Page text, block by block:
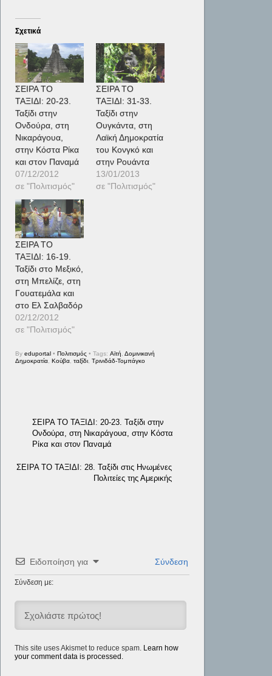
Σχετικά
ΣΕΙΡΑ ΤΟ
ΤΑΞΙΔΙ: 20-23.
Ταξίδι στην
Ονδούρα, στη
Νικαράγουα,
στην Κόστα Ρίκα
και στον Παναμά
07/12/2012
σε "Πολιτισμός"
ΣΕΙΡΑ ΤΟ
ΤΑΞΙΔΙ: 31-33.
Ταξίδι στην
Ουγκάντα, στη
Λαϊκή Δημοκρατία
του Κονγκό και
στην Ρουάντα
13/01/2013
σε "Πολιτισμός"
ΣΕΙΡΑ ΤΟ
ΤΑΞΙΔΙ: 16-19.
Ταξίδι στο Μεξικό,
στη Μπελίζε, στη
Γουατεμάλα και
στο Ελ Σαλβαδόρ
02/12/2012
σε "Πολιτισμός"
Byeduportal • Πολιτισμός • Tags:Αϊτή,Δομινικανή
Δημοκρατία,Κούβα,ταξίδι,Τρινιδάδ-Τομπάγκο
ΣΕΙΡΑ ΤΟ ΤΑΞΙΔΙ: 20-23. Ταξίδι στην
Ονδούρα, στη Νικαράγουα, στην Κόστα
Ρίκα και στον Παναμά
ΣΕΙΡΑ ΤΟ ΤΑΞΙΔΙ: 28. Ταξίδι στις Ηνωμένες
Πολιτείες της Αμερικής
Ειδοποίηση για Σύνδεση
Σύνδεση με:
This site uses Akismet to reduce spam. Learn how
your comment data is processed.